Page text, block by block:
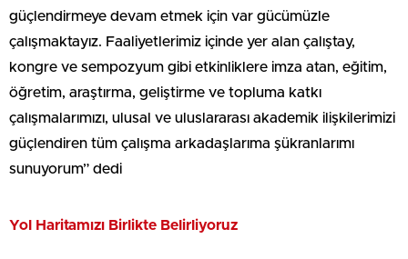
güçlendirmeye devam etmek için var gücümüzle
çalışmaktayız. Faaliyetlerimiz içinde yer alan çalıştay,
kongre ve sempozyum gibi etkinliklere imza atan, eğitim,
öğretim, araştırma, geliştirme ve topluma katkı
çalışmalarımızı, ulusal ve uluslararası akademik ilişkilerimizi
güçlendiren tüm çalışma arkadaşlarıma şükranlarımı
sunuyorum” dedi
Yol Haritamızı Birlikte Belirliyoruz